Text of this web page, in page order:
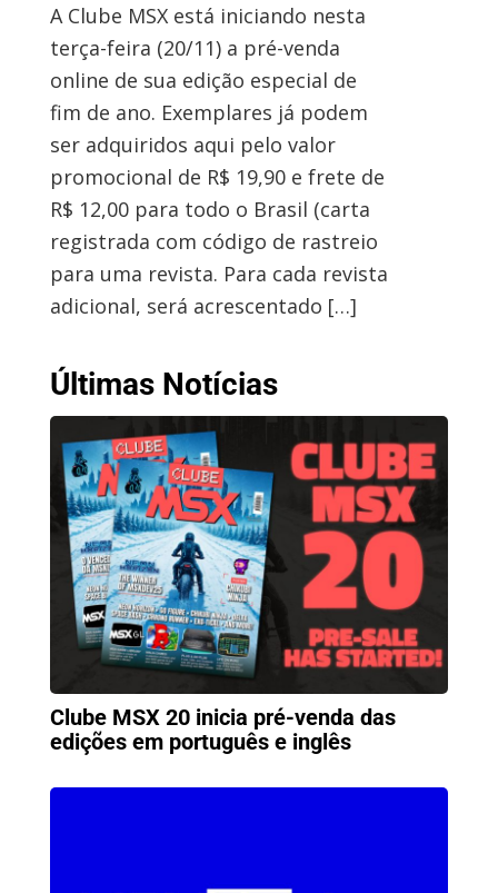
A Clube MSX está iniciando nesta
terça-feira (20/11) a pré-venda
online de sua edição especial de
fim de ano. Exemplares já podem
ser adquiridos aqui pelo valor
promocional de R$ 19,90 e frete de
R$ 12,00 para todo o Brasil (carta
registrada com código de rastreio
para uma revista. Para cada revista
adicional, será acrescentado […]
Últimas Notícias
Clube MSX 20 inicia pré-venda das
edições em português e inglês